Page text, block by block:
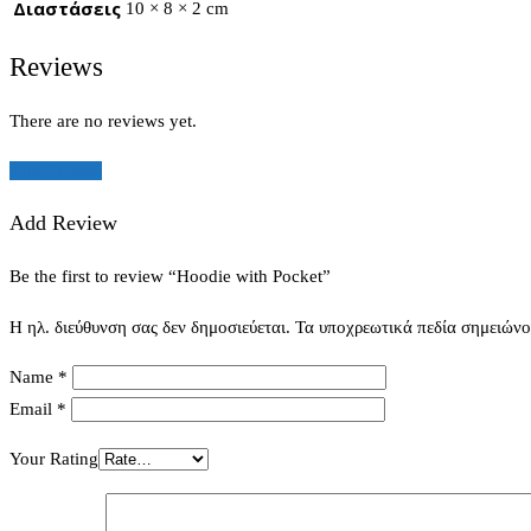
Διαστάσεις 10 × 8 × 2 cm
Reviews
There are no reviews yet.
Add Review
Be the first to review “Hoodie with Pocket”
Η ηλ. διεύθυνση σας δεν δημοσιεύεται. Τα υποχρεωτικά πεδία
Name *
Email *
Your Rating